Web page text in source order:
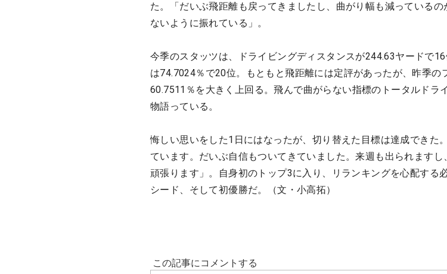
た。「だいぶ飛距離も戻ってきましたし、曲がり幅も減っているの
ないように振れている」。
今季のスタッツは、ドライビングディスタンスが244.63ヤードで
は74.7024％で20位。もともと飛距離には定評があったが、昨季の
60.7511％を大きく上回る。飛んで曲がらない指標のトータルドラ
物語っている。
悔しい思いをした1日にはなったが、切り替えた目標は達成できた
ています。だいぶ自信もついてきていました。来週も出られますし
頑張ります」。自身初のトップ3に入り、リランキングを心配する
シード、そして初優勝だ。（文・小高拓）